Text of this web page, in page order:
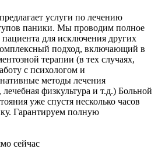
услуги по лечению
паники. Мы проводим полное
для исключения других
подход, включающий в
терапии (в тех случаях,
с психологом и
методы лечения
физкультура и т.д.) Больной
уже спустя несколько часов
Гарантируем полную
сейчас